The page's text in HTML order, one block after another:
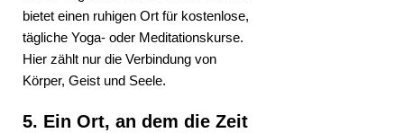
bietet einen ruhigen Ort für kostenlose,
tägliche Yoga- oder Meditationskurse.
Hier zählt nur die Verbindung von
Körper, Geist und Seele.
5. Ein Ort, an dem die Zeit